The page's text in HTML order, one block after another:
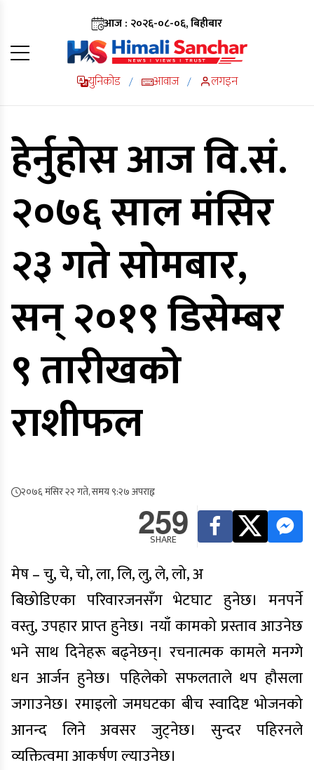
आज : २०२६-०८-०६, बिहीबार
युनिकोड / आवाज / लगइन
हेर्नुहोस आज वि.सं.
२०७६ साल मंसिर
२३ गते सोमबार,
सन् २०१९ डिसेम्बर
९ तारीखको
राशीफल
२०७६ मंसिर २२ गते, समय ९:२७ अपराह्न
259
SHARE
मेष – चु, चे, चो, ला, लि, लु, ले, लो, अ
बिछोडिएका परिवारजनसँग भेटघाट हुनेछ। मनपर्ने
वस्तु, उपहार प्राप्त हुनेछ। नयाँ कामको प्रस्ताव आउनेछ
भने साथ दिनेहरू बढ्नेछन्। रचनात्मक कामले मनग्गे
धन आर्जन हुनेछ। पहिलेको सफलताले थप हौसला
जगाउनेछ। रमाइलो जमघटका बीच स्वादिष्ट भोजनको
आनन्द लिने अवसर जुट्नेछ। सुन्दर पहिरनले
व्यक्तित्वमा आकर्षण ल्याउनेछ।